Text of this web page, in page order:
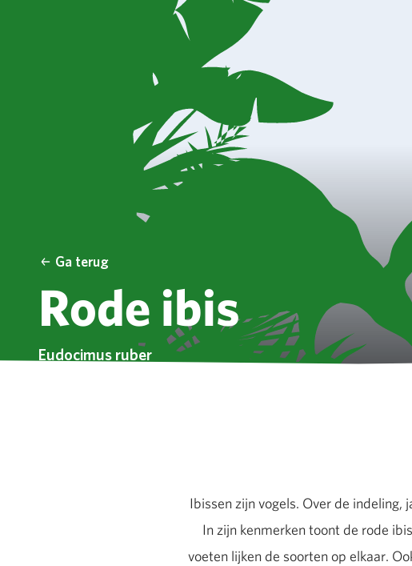
Ga terug
Rode ibis
Eudocimus ruber
Ibissen zijn vogels. Over de indeling,
In zijn kenmerken toont de rode
voeten lijken de soorten op elkaar.